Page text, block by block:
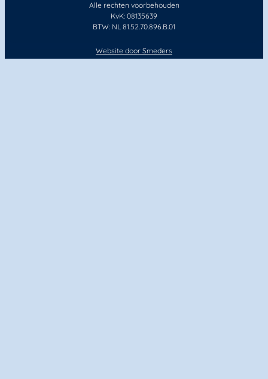
Alle rechten voorbehouden
KvK: 08135639
BTW: NL 81.52.70.896.B.01
Website door Smeders